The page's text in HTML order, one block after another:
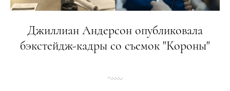
Джиллиан Андерсон опубликовала
бэкстейдж-кадры со съемок "Короны"